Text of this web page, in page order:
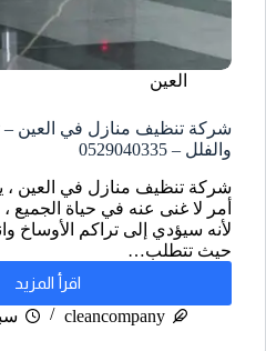
العين
شركة تنظيف منازل في العين
والفلل – 0529040335
شركة تنظيف منازل في العين ،
أمر لا غنى عنه في حياة الجميع ،
لأنه سيؤدي إلى تراكم الأوساخ
حيث تتطلب…
اقرأ المزيد
cleancompany